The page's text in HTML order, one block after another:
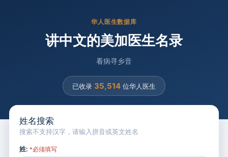
华人医生数据库
讲中文的美加医生名录
看病寻乡音
已收录 35,514 位华人医生
姓名搜索
搜索不支持汉字，请输入拼音或英文姓名
姓: *必须填写